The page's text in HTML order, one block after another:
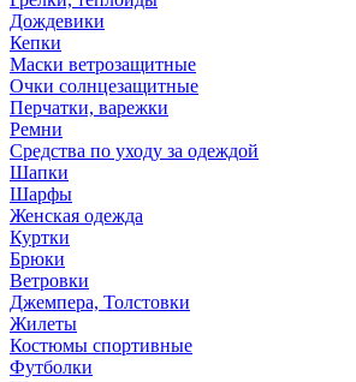
Дождевики
Кепки
Маски ветрозащитные
Очки солнцезащитные
Перчатки, варежки
Ремни
Средства по уходу за одеждой
Шапки
Шарфы
Женская одежда
Куртки
Брюки
Ветровки
Джемпера, Толстовки
Жилеты
Костюмы спортивные
Футболки